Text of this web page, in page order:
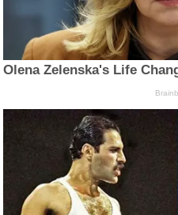
Olena Zelenska's Life